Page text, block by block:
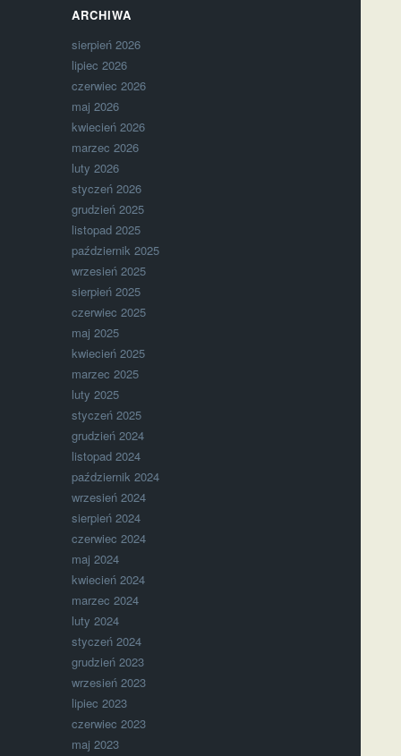
ARCHIWA
sierpień 2026
lipiec 2026
czerwiec 2026
maj 2026
kwiecień 2026
marzec 2026
luty 2026
styczeń 2026
grudzień 2025
listopad 2025
październik 2025
wrzesień 2025
sierpień 2025
czerwiec 2025
maj 2025
kwiecień 2025
marzec 2025
luty 2025
styczeń 2025
grudzień 2024
listopad 2024
październik 2024
wrzesień 2024
sierpień 2024
czerwiec 2024
maj 2024
kwiecień 2024
marzec 2024
luty 2024
styczeń 2024
grudzień 2023
wrzesień 2023
lipiec 2023
czerwiec 2023
maj 2023